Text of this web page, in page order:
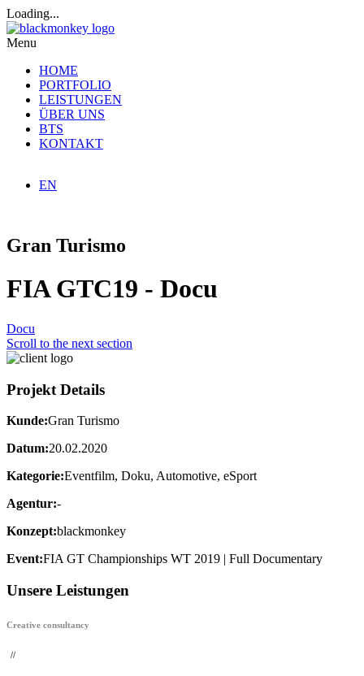
Loading...
Menu
HOME
PORTFOLIO
LEISTUNGEN
ÜBER UNS
BTS
KONTAKT
EN
Gran Turismo
FIA GTC19 - Docu
Docu
Scroll to the next section
Projekt Details
Kunde:Gran Turismo
Datum:20.02.2020
Kategorie:Eventfilm, Doku, Automotive, eSport
Agentur:-
Konzept:blackmonkey
Event:FIA GT Championships WT 2019 | Full Documentary
Unsere Leistungen
Creative consultancy
//